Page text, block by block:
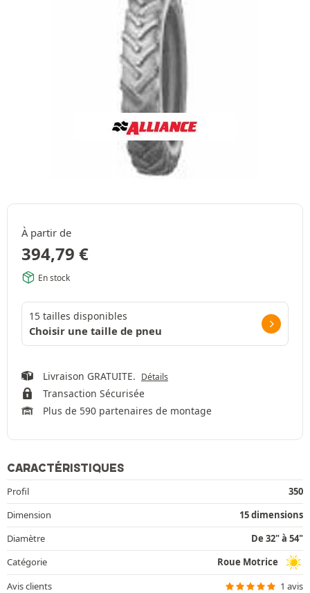
À partir de
394,79 €
En stock
15 tailles disponibles
Choisir une taille de pneu
Livraison GRATUITE. Détails
Transaction Sécurisée
Plus de 590 partenaires de montage
CARACTÉRISTIQUES
Profil
350
Dimension
15 dimensions
Diamètre
De 32" à 54"
Catégorie
Roue Motrice
Avis clients
1 avis